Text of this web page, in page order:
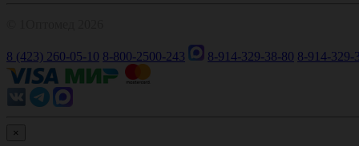
8 (423) 260-05-10 8-800-2500-243 8-914-329-38-80 8-914-329-
×